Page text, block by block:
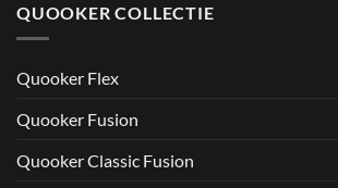
QUOOKER COLLECTIE
Quooker Flex
Quooker Fusion
Quooker Classic Fusion